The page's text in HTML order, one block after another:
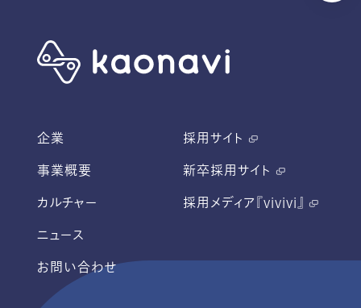
企業
事業概要
カルチャー
ニュース
お問い合わせ
採用サイト
新卒採用サイト
採用メディア『vivivi』